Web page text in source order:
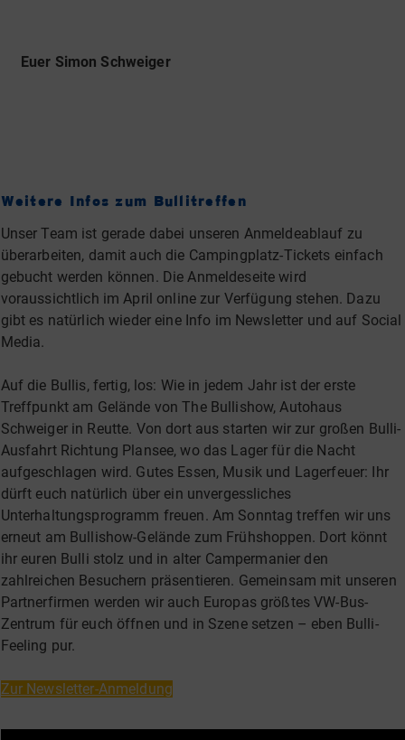
Euer Simon Schweiger
Weitere Infos zum Bullitreffen
Unser Team ist gerade dabei unseren Anmeldeablauf zu
überarbeiten, damit auch die Campingplatz-Tickets einfach
gebucht werden können. Die Anmeldeseite wird
voraussichtlich im April online zur Verfügung stehen. Dazu
gibt es natürlich wieder eine Info im Newsletter und auf Social
Media.
Auf die Bullis, fertig, los: Wie in jedem Jahr ist der erste
Treffpunkt am Gelände von The Bullishow, Autohaus
Schweiger in Reutte. Von dort aus starten wir zur großen Bulli-
Ausfahrt Richtung Plansee, wo das Lager für die Nacht
aufgeschlagen wird. Gutes Essen, Musik und Lagerfeuer: Ihr
dürft euch natürlich über ein unvergessliches
Unterhaltungsprogramm freuen. Am Sonntag treffen wir uns
erneut am Bullishow-Gelände zum Frühshoppen. Dort könnt
ihr euren Bulli stolz und in alter Campermanier den
zahlreichen Besuchern präsentieren. Gemeinsam mit unseren
Partnerfirmen werden wir auch Europas größtes VW-Bus-
Zentrum für euch öffnen und in Szene setzen – eben Bulli-
Feeling pur.
Zur Newsletter-Anmeldung